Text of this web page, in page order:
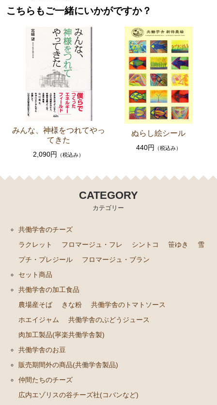
こちらもご一緒にいかがですか？
みんな、神様をつれてやっ
てきた
2,090円 （税込み）
ぬらし絵シール
440円 （税込み）
CATEGORY
カテゴリー
共働学舎のチーズ
ラクレット
フロマージュ・フレ シントコ 笹ゆき
雪
プチ・プレジール
フロマージュ・ブラン
セット商品
共働学舎の加工食品
農場産そば
きな粉
共働学舎のトマトソース
ホエイジャム
共働学舎のぶどうジュース
肉加工製品(寧楽共働学舎製)
共働学舎のお豆
販売期間外の商品(共働学舎製品)
仲間たちのチーズ
広内エゾリスの谷チーズ社(コバンなど)